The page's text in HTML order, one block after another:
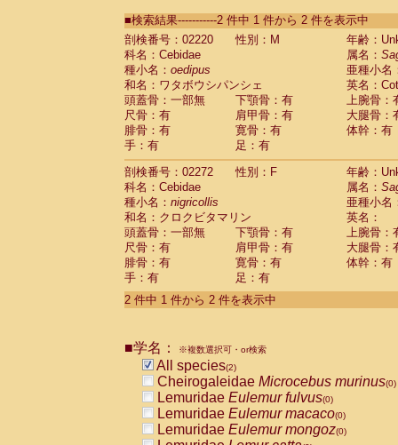
CebidaeSaguinus labiatus(0)
Cebidae Saguinus leucopus (0)
Cebidae
Cebidae
CebidaeSaguinus nigricollis (1)
Cebidae Saguinus oedipus
Cebidae Saguinus weddelli
Cebidae Saguinusspp.
Cebidae Aotus trivirgatus
Cebidae Cebus albifrons
Cebidae
CebidaeCebus capucinus
CebidaeCebus nigrivittatus
Cebidae Cebusspp.(0)
Cebidae Saimiri boliviensis
Cebidae Saimiri sciureus
Atelidae Alouatta caraya
AtelidaeAlouatta fusca
AtelidaeAlouatta seniculus
AtelidaeAteles belzebuth
AtelidaeAteles geoffroyi
AtelidaeAteles paniscus(0)
AtelidaeAtelesspp. (0)
AtelidaeLagothrix lagothricha
AtelidaeLagothrix lagothricha cana
PitheciidaeCacajao calvus
■検索結果-----------2 件中 1 件から 2 件を表示中
剖検番号：02220
性別：M
年齢：
科名：Cebidae
属名：
種小名： oedipus
亜種小名
和名：ワタボウシパンシェ
英名：
頭蓋骨：一部無
下顎骨：有
上腕骨：
尺骨：有
肩甲骨：有
大腿骨：
腓骨：有
寛骨：有
体幹：有
手：有
足：有
剖検番号：02272
性別：F
年齢：
科名：Cebidae
属名：
種小名： nigricollis
亜種小名
和名：クロクビタマリン
英名：
頭蓋骨：一部無
下顎骨：有
上腕骨：
尺骨：有
肩甲骨：有
大腿骨：
腓骨：有
寛骨：有
体幹：有
手：有
足：有
2 件中 1 件から 2 件を表示中
■学名： ※複数選択可・or検索
All species(2)
Cheirogaleidae Microcebus murinus(0)
Lemuridae Eulemur fulvus(0)
Lemuridae Eulemur macaco(0)
Lemuridae Eulemur mongoz(0)